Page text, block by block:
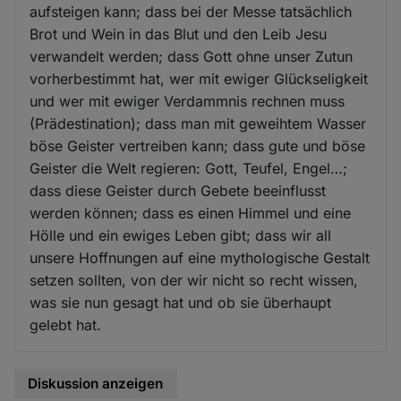
aufsteigen kann; dass bei der Messe tatsächlich
Brot und Wein in das Blut und den Leib Jesu
verwandelt werden; dass Gott ohne unser Zutun
vorherbestimmt hat, wer mit ewiger Glückseligkeit
und wer mit ewiger Verdammnis rechnen muss
(Prädestination); dass man mit geweihtem Wasser
böse Geister vertreiben kann; dass gute und böse
Geister die Welt regieren: Gott, Teufel, Engel…;
dass diese Geister durch Gebete beeinflusst
werden können; dass es einen Himmel und eine
Hölle und ein ewiges Leben gibt; dass wir all
unsere Hoffnungen auf eine mythologische Gestalt
setzen sollten, von der wir nicht so recht wissen,
was sie nun gesagt hat und ob sie überhaupt
gelebt hat.
Diskussion anzeigen